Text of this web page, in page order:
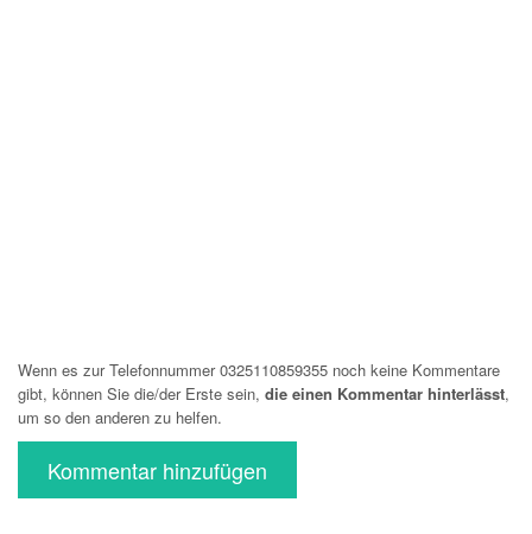
Wenn es zur Telefonnummer 0325110859355 noch keine Kommentare
gibt, können Sie die/der Erste sein, die einen Kommentar hinterlässt,
um so den anderen zu helfen.
Kommentar hinzufügen